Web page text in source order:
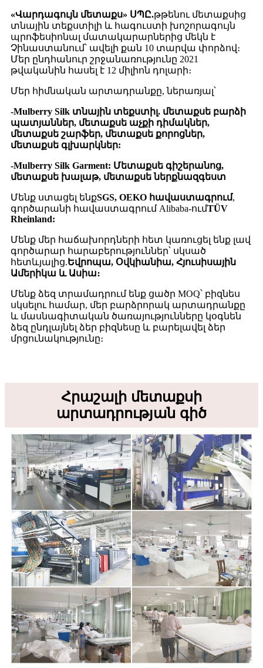
«Վարդագույն մետաքս» ՍՊԸ.թթենու մետաքսից
տնային տեքստիլի և հագուստի խոշորագույն
պրոֆեսիոնալ մատակարարներից մեկն է
Չինաստանում՝ ավելի քան 10 տարվա փորձով։
Մեր ընդհանուր շրջանառությունը 2021
թվականին հասել է 12 միլիոն դոլարի։
Մեր հիմնական արտադրանքը, ներառյալ՝
-Mulberry Silk տնային տեքստիլ. մետաքսե բարձի
պատյաններ, մետաքսե աչքի դիմակներ,
մետաքսե շարֆեր, մետաքսե քորոցներ,
մետաքսե գլխարկներ:
-Mulberry Silk Garment: Մետաքսե գիշերանոց,
մետաքսե խալաթ, մետաքսե ներքնազգեստ
Մենք ստացել ենքSGS, OEKO հավաստագրում,
գործարանի հավաստագրում Alibaba-ումTÜV
Rheinland:
Մենք մեր հաճախորդների հետ կառուցել ենք լավ
գործարար հարաբերություններ՝ սկսած
հետևյալից.Եվրոպա, Օվկիանիա, Հյուսիսային
Ամերիկա և Ասիա։
Մենք ձեզ տրամադրում ենք ցածր MOQ՝ բիզնես
սկսելու համար, մեր բարձրորակ արտադրանքը
և մասնագիտական ​​​​ծառայությունները կօգնեն
ձեզ ընդլայնել ձեր բիզնեսը և բարելավել ձեր
մրցունակությունը։
Հրաշալի մետաքսի
արտադրության գիծ